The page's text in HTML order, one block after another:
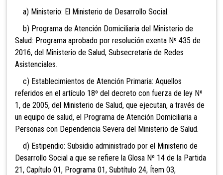
a) Ministerio: El Ministerio de Desarrollo Social.
b) Programa de Atención Domiciliaria del Ministerio de
Salud: Programa aprobado por resolución exenta Nº 435 de
2016, del Ministerio de Salud, Subsecretaría de Redes
Asistenciales.
c) Establecimientos de Atención Primaria: Aquellos
referidos en el artículo 18º del decreto con fuerza de ley Nº
1, de 2005, del Ministerio de Salud, que ejecutan, a través de
un equipo de salud, el Programa de Atención Domiciliaria a
Personas con Dependencia Severa del Ministerio de Salud.
d) Estipendio: Subsidio administrado por el Ministerio de
Desarrollo Social a que se refiere la Glosa Nº 14 de la Partida
21, Capítulo 01, Programa 01, Subtítulo 24, Ítem 03,